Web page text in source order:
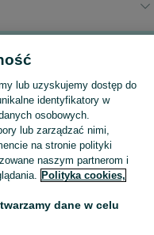
do ćwiczeń
Sprzedaż sprzętu sportowego i hobby Chorzów ▶️ Szeroki wybór produktów ✅ Nowe i używane w atrakcyjnych cenach ✌ Sprawdź ogłoszenia na OLX.pl!
lub uzyskujemy dostęp do
identyfikatory w
osobowych.
lub zarządzać nimi,
na stronie polityki
naszym partnerom i
Polityka cookies,
dane w celu